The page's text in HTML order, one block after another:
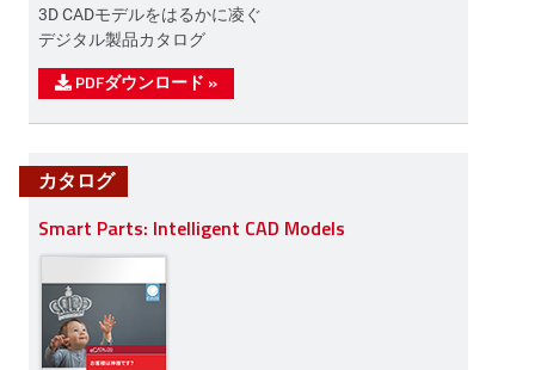
3D CADモデルをはるかに凌ぐ
デジタル製品カタログ
PDFダウンロード »
カタログ
Smart Parts: Intelligent CAD Models